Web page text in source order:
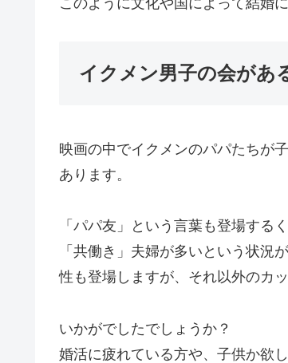
イクメン男子の会があ
映画の中でイクメンのパパたちが
あります。
「パパ友」という言葉も登場する
「共働き」夫婦が多いという状況
性も登場しますが、それ以外のカ
いかがでしたでしょうか？
婚活に疲れている方や、子供か欲